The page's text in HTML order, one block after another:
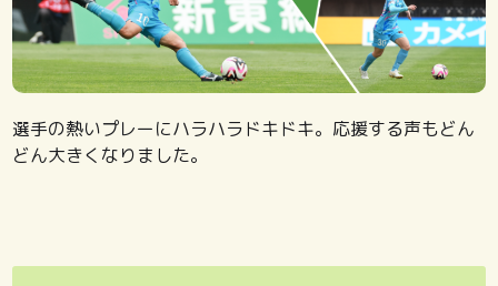
選手の熱いプレーにハラハラドキドキ。応援する声もどん
どん大きくなりました。